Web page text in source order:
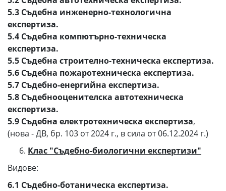
5.3 Съдебна инженерно-технологична
експертиза.
5.4 Съдебна компютърно-техническа
експертиза.
5.5 Съдебна строително-техническа експертиза.
5.6 Съдебна пожаротехническа експертиза.
5.7 Съдебно-енергийна експертиза.
5.8 Съдебнооценителска автотехническа
експертиза.
5.9 Съдебна електротехническа експертиза,
(нова - ДВ, бр. 103 от 2024 г., в сила от 06.12.2024 г.)
Клас "Съдебно-биологични експертизи"
Видове:
6.1 Съдебно-ботаническа експертиза.